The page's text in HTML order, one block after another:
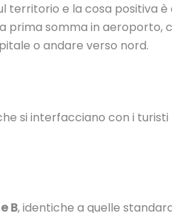
e la cosa positiva
prima somma in aeroporto,
o andare verso nord.
si interfacciano con i
B, identiche a quelle